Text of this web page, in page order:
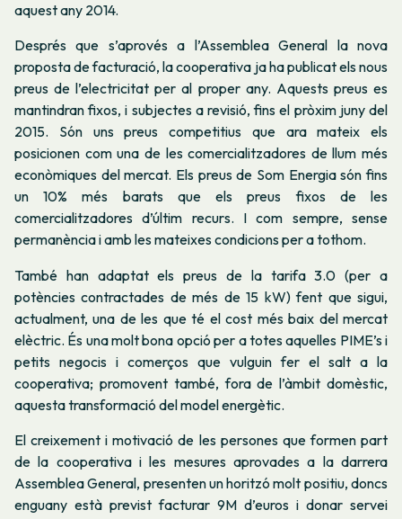
aquest any 2014.
Després que s’aprovés a l’Assemblea General la nova
proposta de facturació, la cooperativa ja ha publicat els nous
preus de l’electricitat per al proper any. Aquests preus es
mantindran fixos, i subjectes a revisió, fins el pròxim juny del
2015. Són uns preus competitius que ara mateix els
posicionen com una de les comercialitzadores de llum més
econòmiques del mercat. Els preus de Som Energia són fins
un 10% més barats que els preus fixos de les
comercialitzadores d’últim recurs. I com sempre, sense
permanència i amb les mateixes condicions per a tothom.
També han adaptat els preus de la tarifa 3.0 (per a
potències contractades de més de 15 kW) fent que sigui,
actualment, una de les que té el cost més baix del mercat
elèctric. És una molt bona opció per a totes aquelles PIME’s i
petits negocis i comerços que vulguin fer el salt a la
cooperativa; promovent també, fora de l’àmbit domèstic,
aquesta transformació del model energètic.
El creixement i motivació de les persones que formen part
de la cooperativa i les mesures aprovades a la darrera
Assemblea General, presenten un horitzó molt positiu, doncs
enguany està previst facturar 9M d’euros i donar servei